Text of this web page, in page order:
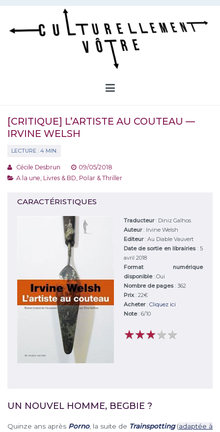
Aller
contenu
[CRITIQUE] L’ARTISTE AU COUTEAU —
IRVINE WELSH
Cécile Desbrun
09/05/2018
A la une Livres & BD Polar & Thriller
CARACTÉRISTIQUES
Traducteur: Diniz Galhos
Auteur: Irvine Welsh
Editeur: Au Diable Vauvert
Date de sortie en librairies : 5
avril 2018
Format numérique
disponible: Oui
Nombre de pages: 362
Prix: 22€
Acheter: Cliquez ici
Note: 6/10
★★★★★
★★★★★
UN NOUVEL HOMME, BEGBIE ?
Quinze ans après Porno, la suite de Trainspotting(adaptée à